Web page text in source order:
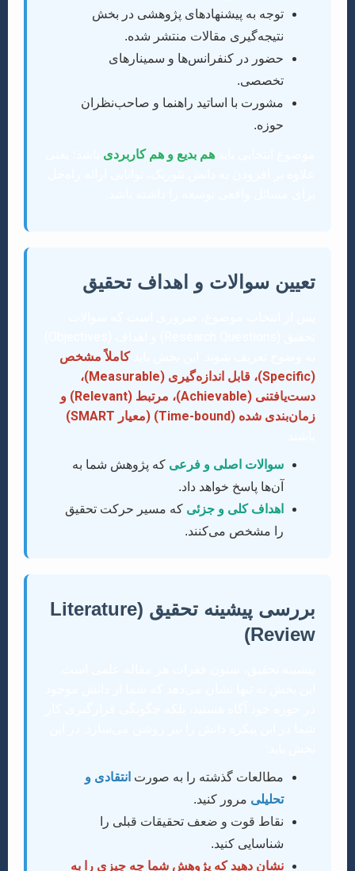
توجه به پیشنهادهای پژوهشی در بخش
نتیجه‌گیری مقالات منتشر شده.
حضور در کنفرانس‌ها و سمینارهای
تخصصی.
مشورت با اساتید راهنما و صاحب‌نظران
حوزه.
هم بدیع و هم کاربردی
تعیین سوالات و اهداف تحقیق
به وضوح تعریف شوند. این بخش بایدکاملاً مشخص
(Specific)، قابل اندازه‌گیری (Measurable)،
دست‌یافتنی (Achievable)، مرتبط (Relevant) و
زمان‌بندی شده (Time-bound) (معیار SMART)
سوالات اصلی و فرعی که پژوهش شما به
آن‌ها پاسخ خواهد داد.
اهداف کلی و جزئی که مسیر حرکت تحقیق
را مشخص می‌کنند.
بررسی پیشینه تحقیق (Literature
Review)
مطالعات گذشته را به صورت انتقادی و
تحلیلی مرور کنید.
نقاط قوت و ضعف تحقیقات قبلی را
شناسایی کنید.
نشان دهید که پژوهش شما چه چیزی را به